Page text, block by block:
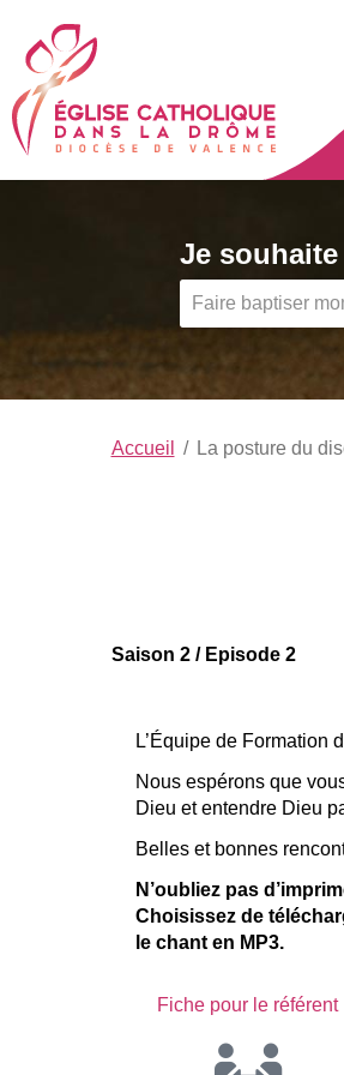
la
de
Je souhaite
Accueil La posture du
Saison 2 / Episode 2
L’Équipe de Formation
Nous espérons que
Dieu et entendre Dieu
Belles et bonnes
N’oubliez pas
Choisissez de
le chant en MP3.
Fiche pour le référent